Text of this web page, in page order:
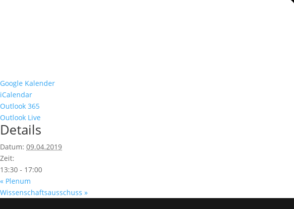
Google Kalender
iCalendar
Outlook 365
Outlook Live
Details
Datum: 09.04.2019
Zeit:
13:30 - 17:00
« Plenum
Wissenschaftsausschuss »